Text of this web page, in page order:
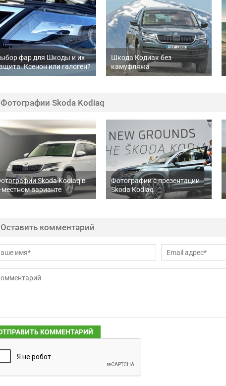
фар для Шкоды и их
Ксенон или галоген?
Шкода Кодиак без
камуфляжа
Фотографии Skoda Kodiaq
Skoda Kodiaq в
местном варианте
Фотографии с презентации
Skoda Kodiaq
Оставить комментарий